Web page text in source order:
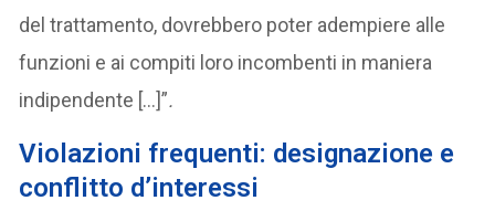
del trattamento, dovrebbero poter adempiere alle
funzioni e ai compiti loro incombenti in maniera
indipendente […]”.
Violazioni frequenti: designazione e
conflitto d’interessi